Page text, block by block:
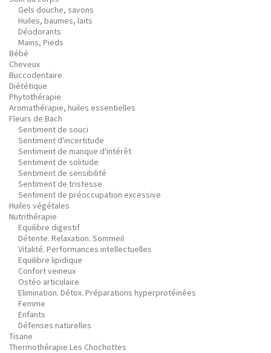
Gels douche, savons
Huiles, baumes, laits
Déodorants
Mains, Pieds
Bébé
Cheveux
Buccodentaire
Diététique
Phytothérapie
Aromathérapie, huiles essentielles
Fleurs de Bach
Sentiment de souci
Sentiment d'incertitude
Sentiment de manque d'intérêt
Sentiment de solitude
Sentiment de sensibilité
Sentiment de tristesse
Sentiment de préoccupation excessive
Huiles végétales
Nutrithérapie
Equilibre digestif
Détente. Relaxation. Sommeil
Vitalité. Performances intellectuelles
Equilibre lipidique
Confort veineux
Ostéo articulaire
Elimination. Détox. Préparations hyperprotéinées
Femme
Enfants
Défenses naturelles
Tisane
Thermothérapie Les Chochottes